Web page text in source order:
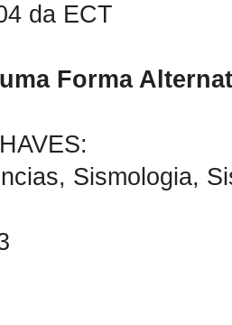
da ECT
Forma
Sismologia,